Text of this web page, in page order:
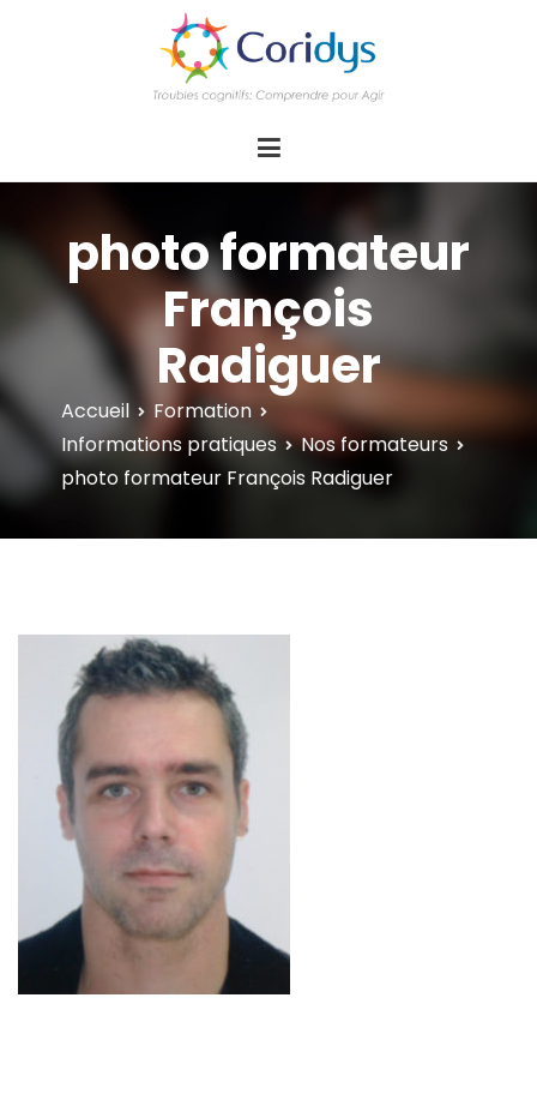
d'actions Information Accompagnement
Innovation/E­xpertise Formations autour des
photo formateur
François
Radiguer
Accueil
Formation
Informations pratiques
Nos formateurs
photo formateur François Radiguer